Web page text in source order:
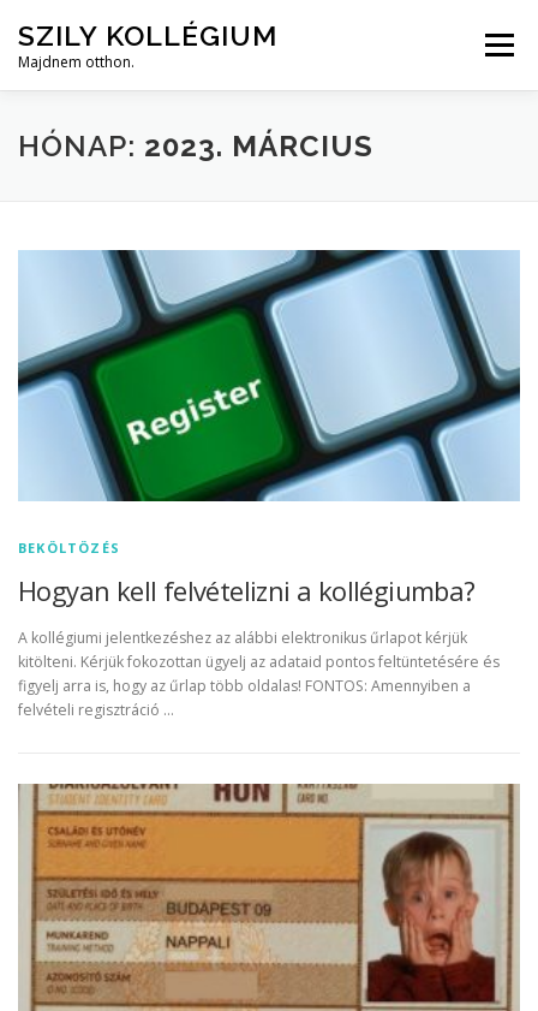
tartalomhoz
SZILY KOLLÉGIUM
Majdnem otthon.
Menü
HOME RÓLUNK KOLLÉGIUMI ÉLET
HÓNAP: 2023. MÁRCIUS
BEKÖLTÖZÉS
Hogyan kell felvételizni a kollégiumba?
A kollégiumi jelentkezéshez az alábbi elektronikus űrlapot kérjük
kitölteni. Kérjük fokozottan ügyelj az adataid pontos feltüntetésére és
figyelj arra is, hogy az űrlap több oldalas! FONTOS: Amennyiben a
felvételi regisztráció …